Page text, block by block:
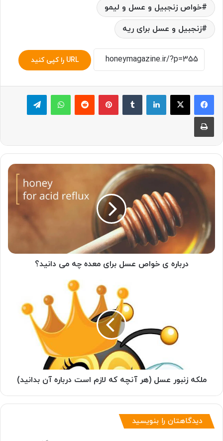
خواص زنجبیل و عسل و لیمو
زنجبیل و عسل برای ریه
URL را کپی کنید
لینکدین ‫تامبلر پینترست‫رددیت واتس آپ تلگرام
چاپ
درباره
خواص
عسل
معده
چه
می
دانید؟
درباره ی خواص عسل برای معده چه می دانید؟
ملکه زنبور عسل (هر آنچه که لازم است درباره آن بدانید)
دیدگاهتان را بنویسید